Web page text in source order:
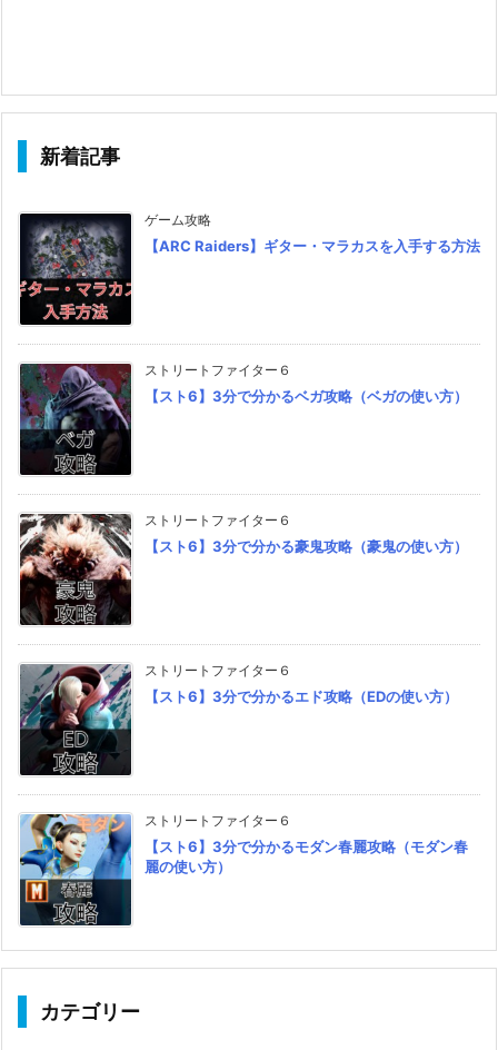
新着記事
ゲーム攻略
【ARC Raiders】ギター・マラカスを入手する方法
ストリートファイター６
【スト6】3分で分かるベガ攻略（ベガの使い方）
ストリートファイター６
【スト6】3分で分かる豪鬼攻略（豪鬼の使い方）
ストリートファイター６
【スト6】3分で分かるエド攻略（EDの使い方）
ストリートファイター６
【スト6】3分で分かるモダン春麗攻略（モダン春
麗の使い方）
カテゴリー